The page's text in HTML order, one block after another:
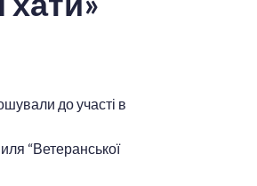
до участі в
“Ветеранської